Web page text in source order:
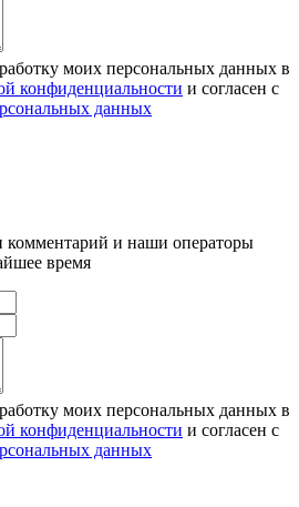
моих персональных данных в
конфиденциальности и согласен с
данных
комментарий и наши операторы
время
моих персональных данных в
конфиденциальности и согласен с
данных